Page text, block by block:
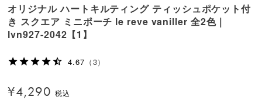
オリジナル ハートキルティング ティッシュポケット付
き スクエア ミニポーチ le reve vaniller 全2色｜
lvn927-2042【1】
4.67 （3）
¥4,290